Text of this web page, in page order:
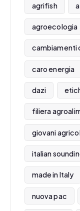
agrifish
agroecologia
cambiamenti
caro energia
dazi
filiera
giovani
italian
made in Italy
nuova pac